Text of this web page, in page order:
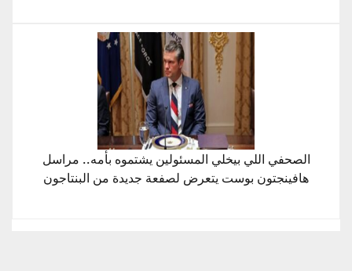
الصحفي اللي بيخلي المسئولين يشتموه بأمه.. مراسل
هافينجتون بوست يتعرض لصفعة جديدة من البنتاجون